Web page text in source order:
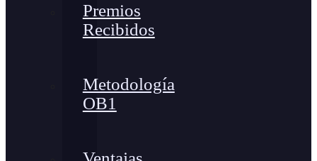
Premios
Recibidos
Metodología
OB1